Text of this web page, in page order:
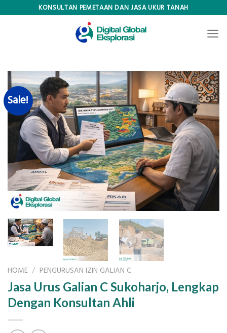
KONSULTAN PEMETAAN DAN JASA UKUR TANAH
Sale!
HOME / PENGURUSAN IZIN GALIAN C
Jasa Urus Galian C Sukoharjo, Lengkap
Dengan Konsultan Ahli